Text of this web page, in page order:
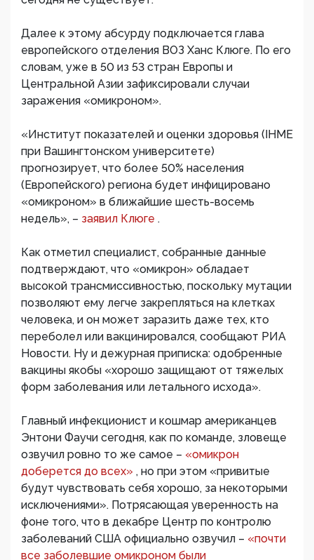
Далее к этому абсурду подключается глава
европейского отделения ВОЗ Ханс Клюге. По его
словам, уже в 50 из 53 стран Европы и
Центральной Азии зафиксировали случаи
заражения «омикроном».
«Институт показателей и оценки здоровья (IHME
при Вашингтонском университете)
прогнозирует, что более 50% населения
(Европейского) региона будет инфицировано
«омикроном» в ближайшие шесть-восемь
недель», – заявил Клюге .
Как отметил специалист, собранные данные
подтверждают, что «омикрон» обладает
высокой трансмиссивностью, поскольку мутации
позволяют ему легче закрепляться на клетках
человека, и он может заразить даже тех, кто
переболел или вакцинировался, сообщают РИА
Новости. Ну и дежурная приписка: одобренные
вакцины якобы «хорошо защищают от тяжелых
форм заболевания или летального исхода».
Главный инфекционист и кошмар американцев
Энтони Фаучи сегодня, как по команде, зловеще
озвучил ровно то же самое – «омикрон
доберется до всех» , но при этом «привитые
будут чувствовать себя хорошо, за некоторыми
исключениями». Потрясающая уверенность на
фоне того, что в декабре Центр по контролю
заболеваний США официально озвучил – «почти
все заболевшие омикроном были